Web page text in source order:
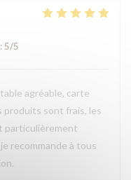
: 5/5
agréable, carte
produits sont frais, les
particulièrement
recommande à tous